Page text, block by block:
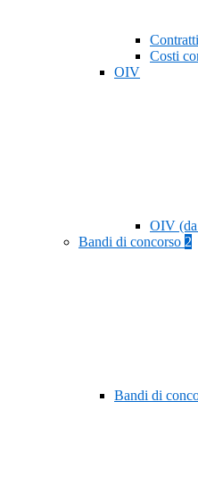
Costi
OIV
OIV (da
Bandi di concorso 2
Bandi di